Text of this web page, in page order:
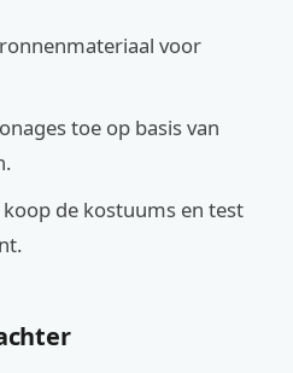
voor
toe op basis van
de kostuums en test